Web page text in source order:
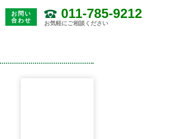
お問い
合わせ
011-785-9212
お気軽にご相談ください